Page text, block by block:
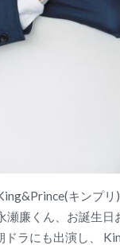
キンプリ
瀬廉くん、お誕生日
ドラにも出演し、